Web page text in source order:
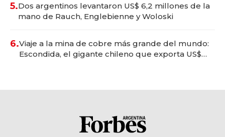
5.Dos argentinos levantaron US$ 6,2 millones de la
mano de Rauch, Englebienne y Woloski
6.Viaje a la mina de cobre más grande del mundo:
Escondida, el gigante chileno que exporta US$